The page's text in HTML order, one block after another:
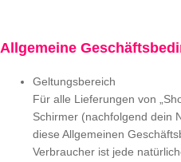
Allgemeine
Geltungsbereich
Für alle Lieferungen von
Schirmer (nachfolgend dein
diese Allgemeinen
Verbraucher ist jede